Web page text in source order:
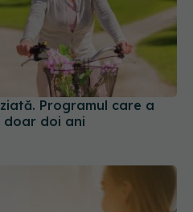
Programul care a
doar doi ani